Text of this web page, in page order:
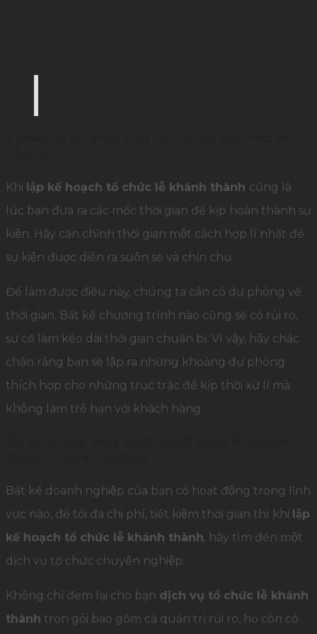
Khi lập kế hoạch tổ chức lễ khánh thành cũng là
lúc bạn đưa ra các mốc thời gian để kịp hoàn thành sự
kiện. Hãy căn chỉnh thời gian một cách hợp lí nhất để
sự kiện được diễn ra suôn sẻ và chỉn chu.
Để làm được điều này, chúng ta cần có dự phòng về
thời gian. Bất kể chương trình nào cũng sẽ có rủi ro,
sự cố làm kéo dài thời gian chuẩn bị. Vì vậy, hãy chắc
chắn rằng bạn sẽ lập ra những khoảng dự phòng
thích hợp cho những trục trặc để kịp thời xử lí mà
không làm trễ hạn với khách hàng.
Bất kể doanh nghiệp của bạn có hoạt động trong lĩnh
vực nào, để tối đa chi phí, tiết kiệm thời gian thì khi lập
kế hoạch tổ chức lễ khánh thành, hãy tìm đến một
dịch vụ tổ chức chuyên nghiệp.
Không chỉ đem lại cho bạn dịch vụ tổ chức lễ khánh
thành trọn gói bao gồm cả quản trị rủi ro, họ còn có